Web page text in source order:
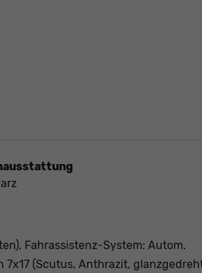
Fahrassistenz-System: Autom.
7x17 (Scutus, Anthrazit,